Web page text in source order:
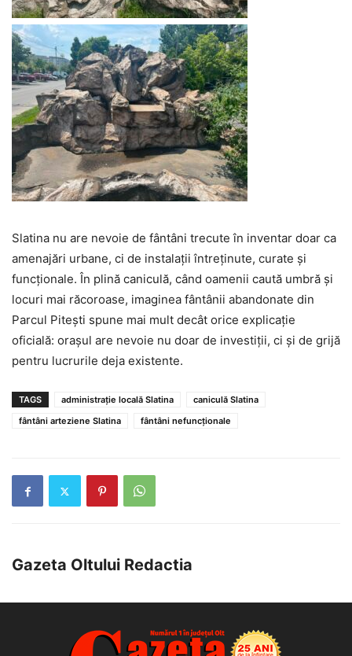
Slatina nu are nevoie de fântâni trecute în inventar doar ca
amenajări urbane, ci de instalații întreținute, curate și
funcționale. În plină caniculă, când oamenii caută umbră și
locuri mai răcoroase, imaginea fântânii abandonate din
Parcul Pitești spune mai mult decât orice explicație
oficială: orașul are nevoie nu doar de investiții, ci și de grijă
pentru lucrurile deja existente.
TAGS administrație locală Slatina
caniculă Slatina
fântâni arteziene Slatina
fântâni nefuncționale
Gazeta Oltului Redactia